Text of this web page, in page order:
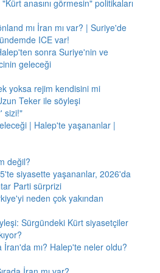
anasını görmesin" politikaları
mı İran mı var? | Suriye'de
ICE var!
sonra Suriye'nin ve
geleceği
yoksa rejim kendisini mi
Teker ile söyleşi
sizi!"
| Halep'te yaşananlar |
değil?
siyasette yaşananlar, 2026'da
Parti sürprizi
neden çok yakından
Sürgündeki Kürt siyasetçiler
İran'da mı? Halep'te neler oldu?